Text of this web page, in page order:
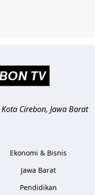
Kota Cirebon, Jawa Barat
Ekonomi & Bisnis
Jawa Barat
Pendidikan